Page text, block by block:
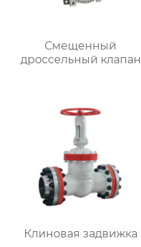
Смещенный
дроссельный клапан
Клиновая задвижка